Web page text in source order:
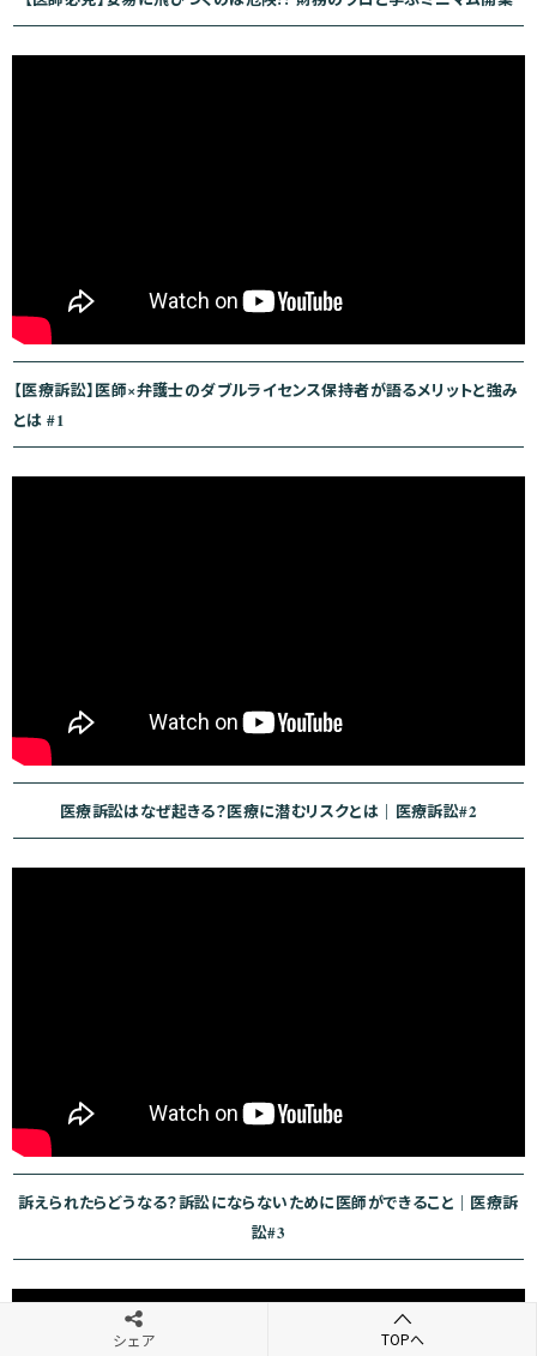
ー
【医療訴訟】医師×弁護士のダブルライセンス保持者が語るメリットと強み
とは #1
医療訴訟はなぜ起きる？医療に潜むリスクとは｜医療訴訟#2
訴えられたらどうなる？訴訟にならないために医師ができること｜医療訴
訟#3
シェア TOPへ